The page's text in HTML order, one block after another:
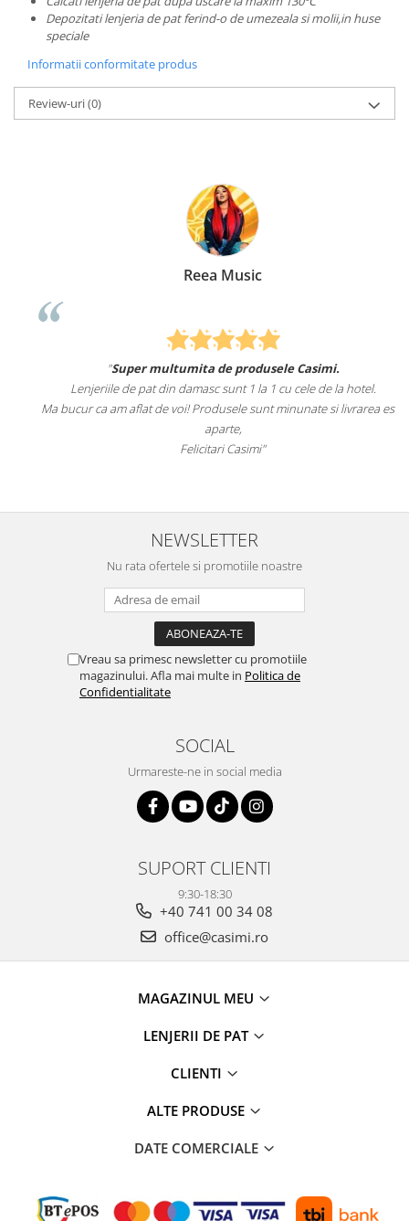
Depozitati lenjeria de pat ferind-o de umezeala si molii,in huse
speciale
Informatii conformitate produs
Review-uri(0)
Reea Music
Super multumita de produsele Casimi.
Lenjeriile de pat din damasc sunt 1 la 1 cu cele de la hotel.
Ma bucur ca am aflat de voi! Produsele sunt minunate si livrarea este
aparte,
Felicitari Casimi"
NEWSLETTER
Nu rata ofertele si promotiile noastre
Vreau sa primesc newsletter cu promotiile
magazinului. Afla mai multe in Politica de
Confidentialitate
SOCIAL
Urmareste-ne in social media
SUPORT CLIENTI
9:30-18:30
+40 741 00 34 08
office@casimi.ro
MAGAZINUL MEU
LENJERII DE PAT
CLIENTI
ALTE PRODUSE
DATE COMERCIALE